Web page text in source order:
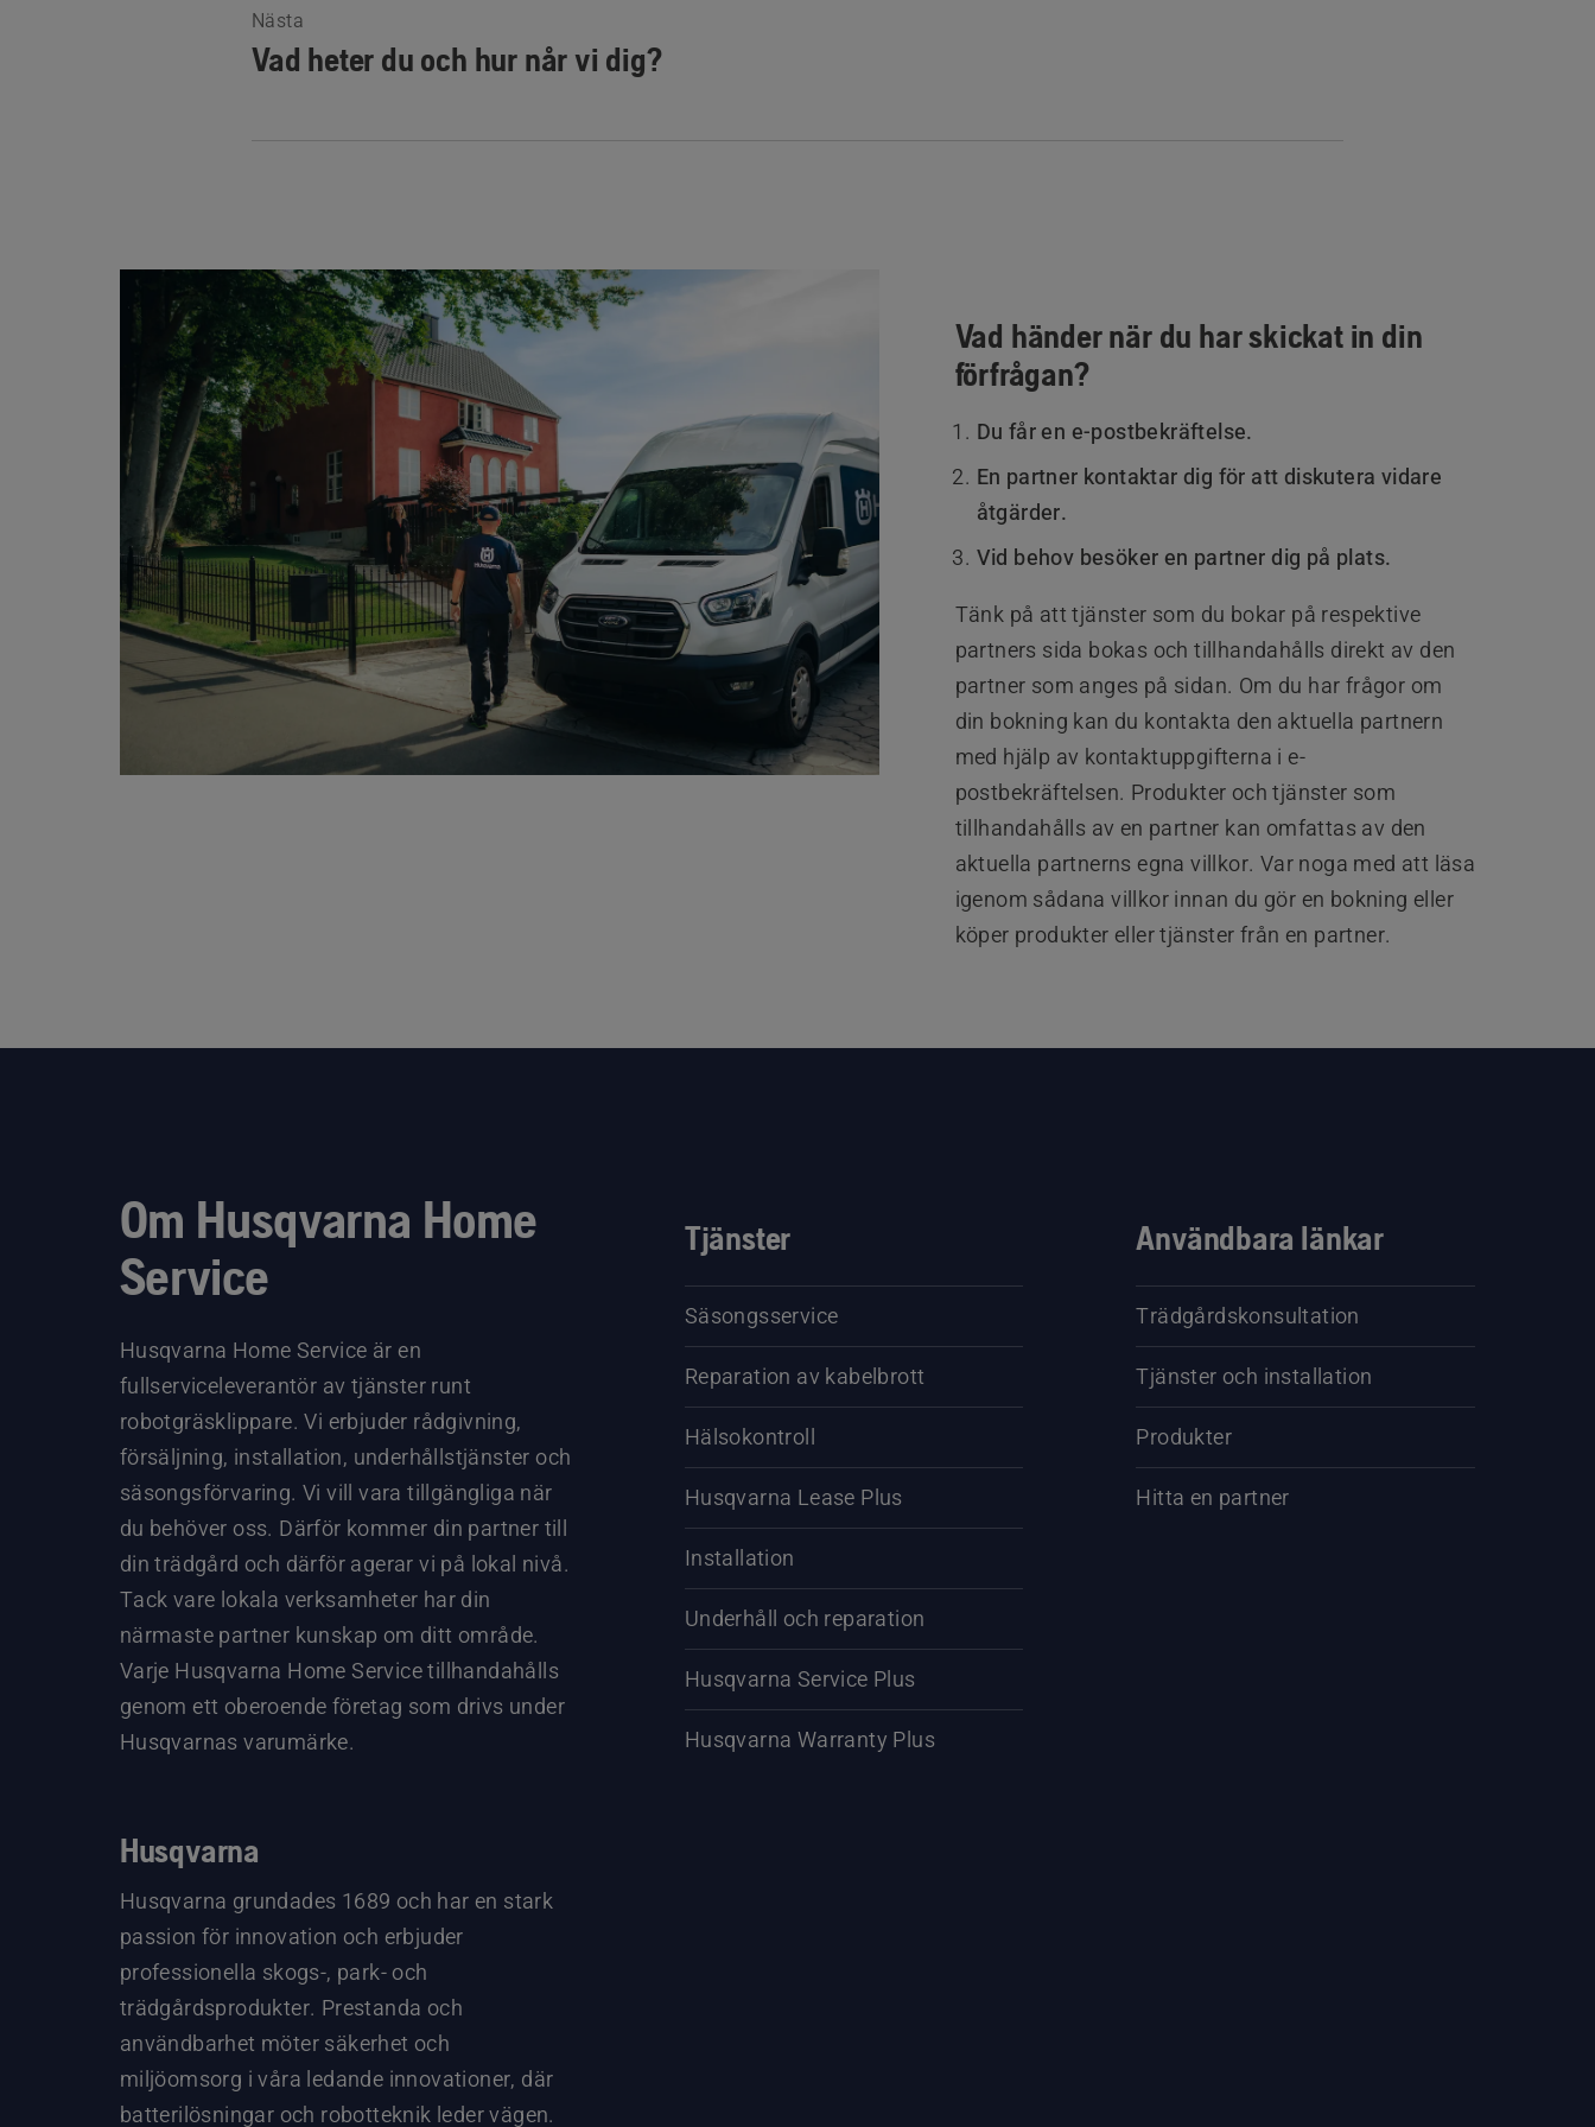
Nästa
Vad heter du och hur når vi dig?
Vad händer när du har skickat in din
förfrågan?
Du får en e-postbekräftelse.
En partner kontaktar dig för att diskutera vidare
åtgärder.
Vid behov besöker en partner dig på plats.
Tänk på att tjänster som du bokar på respektive
partners sida bokas och tillhandahålls direkt av den
partner som anges på sidan. Om du har frågor om
din bokning kan du kontakta den aktuella partnern
med hjälp av kontaktuppgifterna i e-
postbekräftelsen. Produkter och tjänster som
tillhandahålls av en partner kan omfattas av den
aktuella partnerns egna villkor. Var noga med att läsa
igenom sådana villkor innan du gör en bokning eller
köper produkter eller tjänster från en partner.
Om Husqvarna Home
Service
Husqvarna Home Service är en
fullserviceleverantör av tjänster runt
robotgräsklippare. Vi erbjuder rådgivning,
försäljning, installation, underhållstjänster och
säsongsförvaring. Vi vill vara tillgängliga när
du behöver oss. Därför kommer din partner till
din trädgård och därför agerar vi på lokal nivå.
Tack vare lokala verksamheter har din
närmaste partner kunskap om ditt område.
Varje Husqvarna Home Service tillhandahålls
genom ett oberoende företag som drivs under
Husqvarnas varumärke.
Husqvarna
Husqvarna grundades 1689 och har en stark
passion för innovation och erbjuder
professionella skogs-, park- och
trädgårdsprodukter. Prestanda och
användbarhet möter säkerhet och
miljöomsorg i våra ledande innovationer, där
batterilösningar och robotteknik leder vägen.
Tjänster
Säsongsservice
Reparation av kabelbrott
Hälsokontroll
Husqvarna Lease Plus
Installation
Underhåll och reparation
Husqvarna Service Plus
Husqvarna Warranty Plus
Användbara länkar
Trädgårdskonsultation
Tjänster och installation
Produkter
Hitta en partner